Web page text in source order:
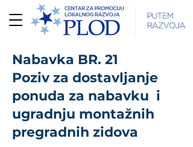
Nabavka BR. 21
Poziv za dostavljanje
ponuda za nabavku i
ugradnju montažnih
pregradnih zidova